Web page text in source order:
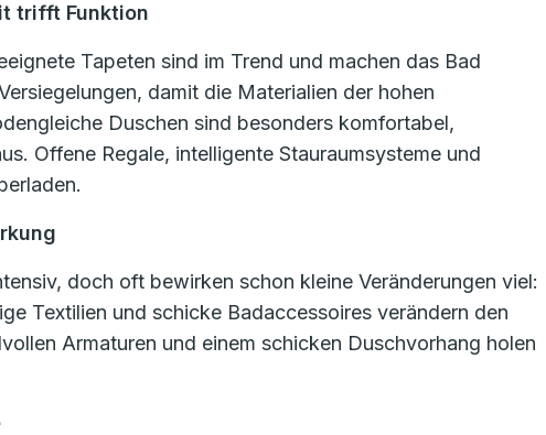
trifft Funktion
Tapeten sind im Trend und machen das Bad
damit die Materialien der hohen
Duschen sind besonders komfortabel,
Offene Regale, intelligente Stauraumsysteme und
doch oft bewirken schon kleine Veränderungen viel:
Textilien und schicke Badaccessoires verändern den
Armaturen und einem schicken Duschvorhang holen